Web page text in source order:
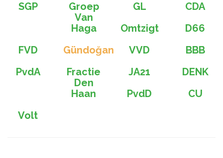
SGP
Groep
Van
Haga
GL
CDA
Omtzigt
D66
FVD
Gündoğan VVD
BBB
PvdA
Fractie
Den
Haan
JA21
DENK
PvdD
CU
Volt